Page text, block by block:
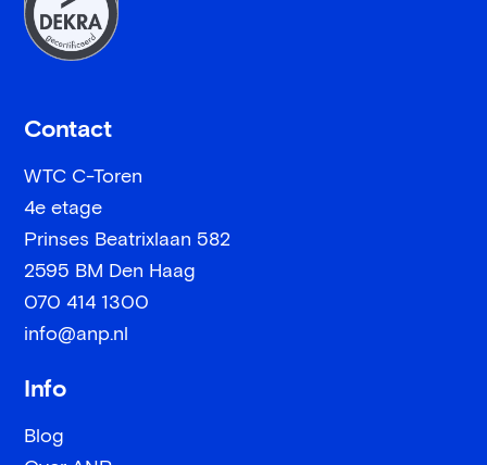
Contact
WTC C-Toren
4e etage
Prinses Beatrixlaan 582
2595 BM Den Haag
070 414 1300
info@anp.nl
Info
Blog